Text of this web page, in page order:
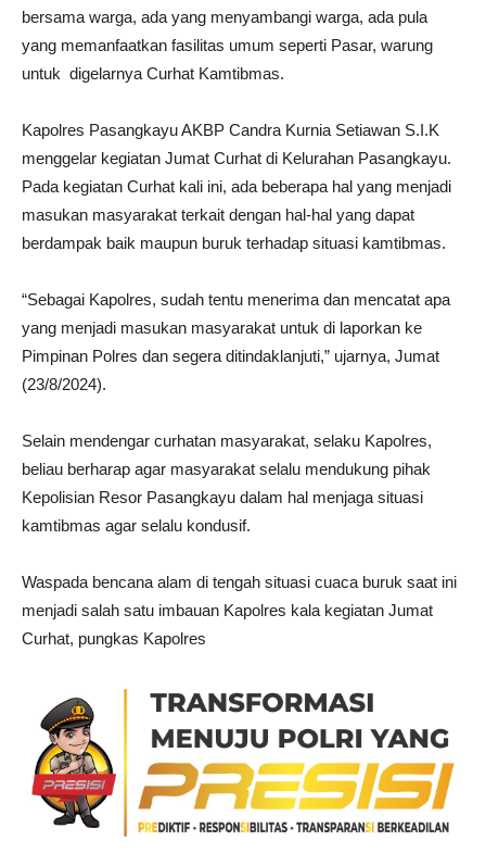
bersama warga, ada yang menyambangi warga, ada pula
yang memanfaatkan fasilitas umum seperti Pasar, warung
untuk digelarnya Curhat Kamtibmas.
Kapolres Pasangkayu AKBP Candra Kurnia Setiawan S.I.K
menggelar kegiatan Jumat Curhat di Kelurahan Pasangkayu.
Pada kegiatan Curhat kali ini, ada beberapa hal yang menjadi
masukan masyarakat terkait dengan hal-hal yang dapat
berdampak baik maupun buruk terhadap situasi kamtibmas.
“Sebagai Kapolres, sudah tentu menerima dan mencatat apa
yang menjadi masukan masyarakat untuk di laporkan ke
Pimpinan Polres dan segera ditindaklanjuti,” ujarnya, Jumat
(23/8/2024).
Selain mendengar curhatan masyarakat, selaku Kapolres,
beliau berharap agar masyarakat selalu mendukung pihak
Kepolisian Resor Pasangkayu dalam hal menjaga situasi
kamtibmas agar selalu kondusif.
Waspada bencana alam di tengah situasi cuaca buruk saat ini
menjadi salah satu imbauan Kapolres kala kegiatan Jumat
Curhat, pungkas Kapolres